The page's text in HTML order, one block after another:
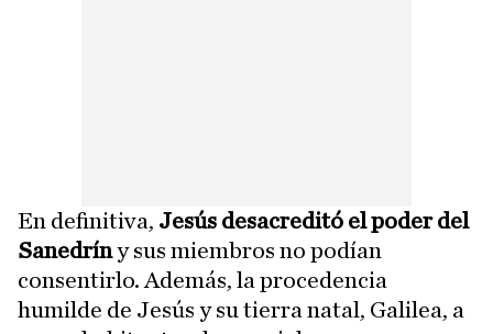
En definitiva, Jesús desacreditó el poder del
Sanedríny sus miembros no podían
consentirlo. Además, la procedencia
humilde de Jesús y su tierra natal, Galilea, a